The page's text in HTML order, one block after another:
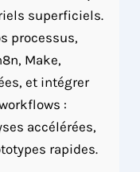
superficiels.
processus,
Make,
et intégrer
:
accélérées,
rapides.